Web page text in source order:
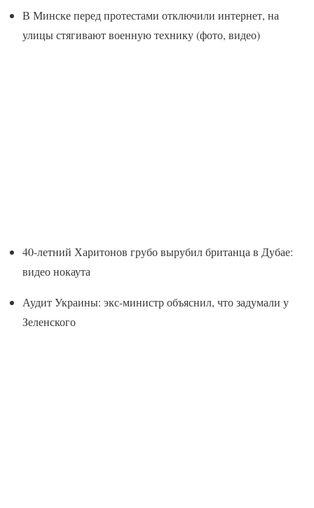
В Минске перед протестами отключили интернет, на
улицы стягивают военную технику (фото, видео)
40-летний Харитонов грубо вырубил британца в Дубае:
видео нокаута
Аудит Украины: экс-министр объяснил, что задумали у
Зеленского